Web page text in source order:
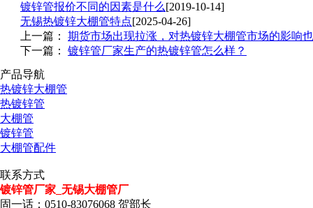
镀锌管报价不同的因素是什么[2019-10-14]
无锡热镀锌大棚管特点[2025-04-26]
上一篇： 期货市场出现拉涨，对热镀锌大棚管市场的影响
下一篇： 镀锌管厂家生产的热镀锌管怎么样？
产品导航
热镀锌大棚管
热镀锌管
大棚管
镀锌管
大棚管配件
联系方式
镀锌管厂家_无锡大棚管厂
固一话：0510-83076068 贺部长